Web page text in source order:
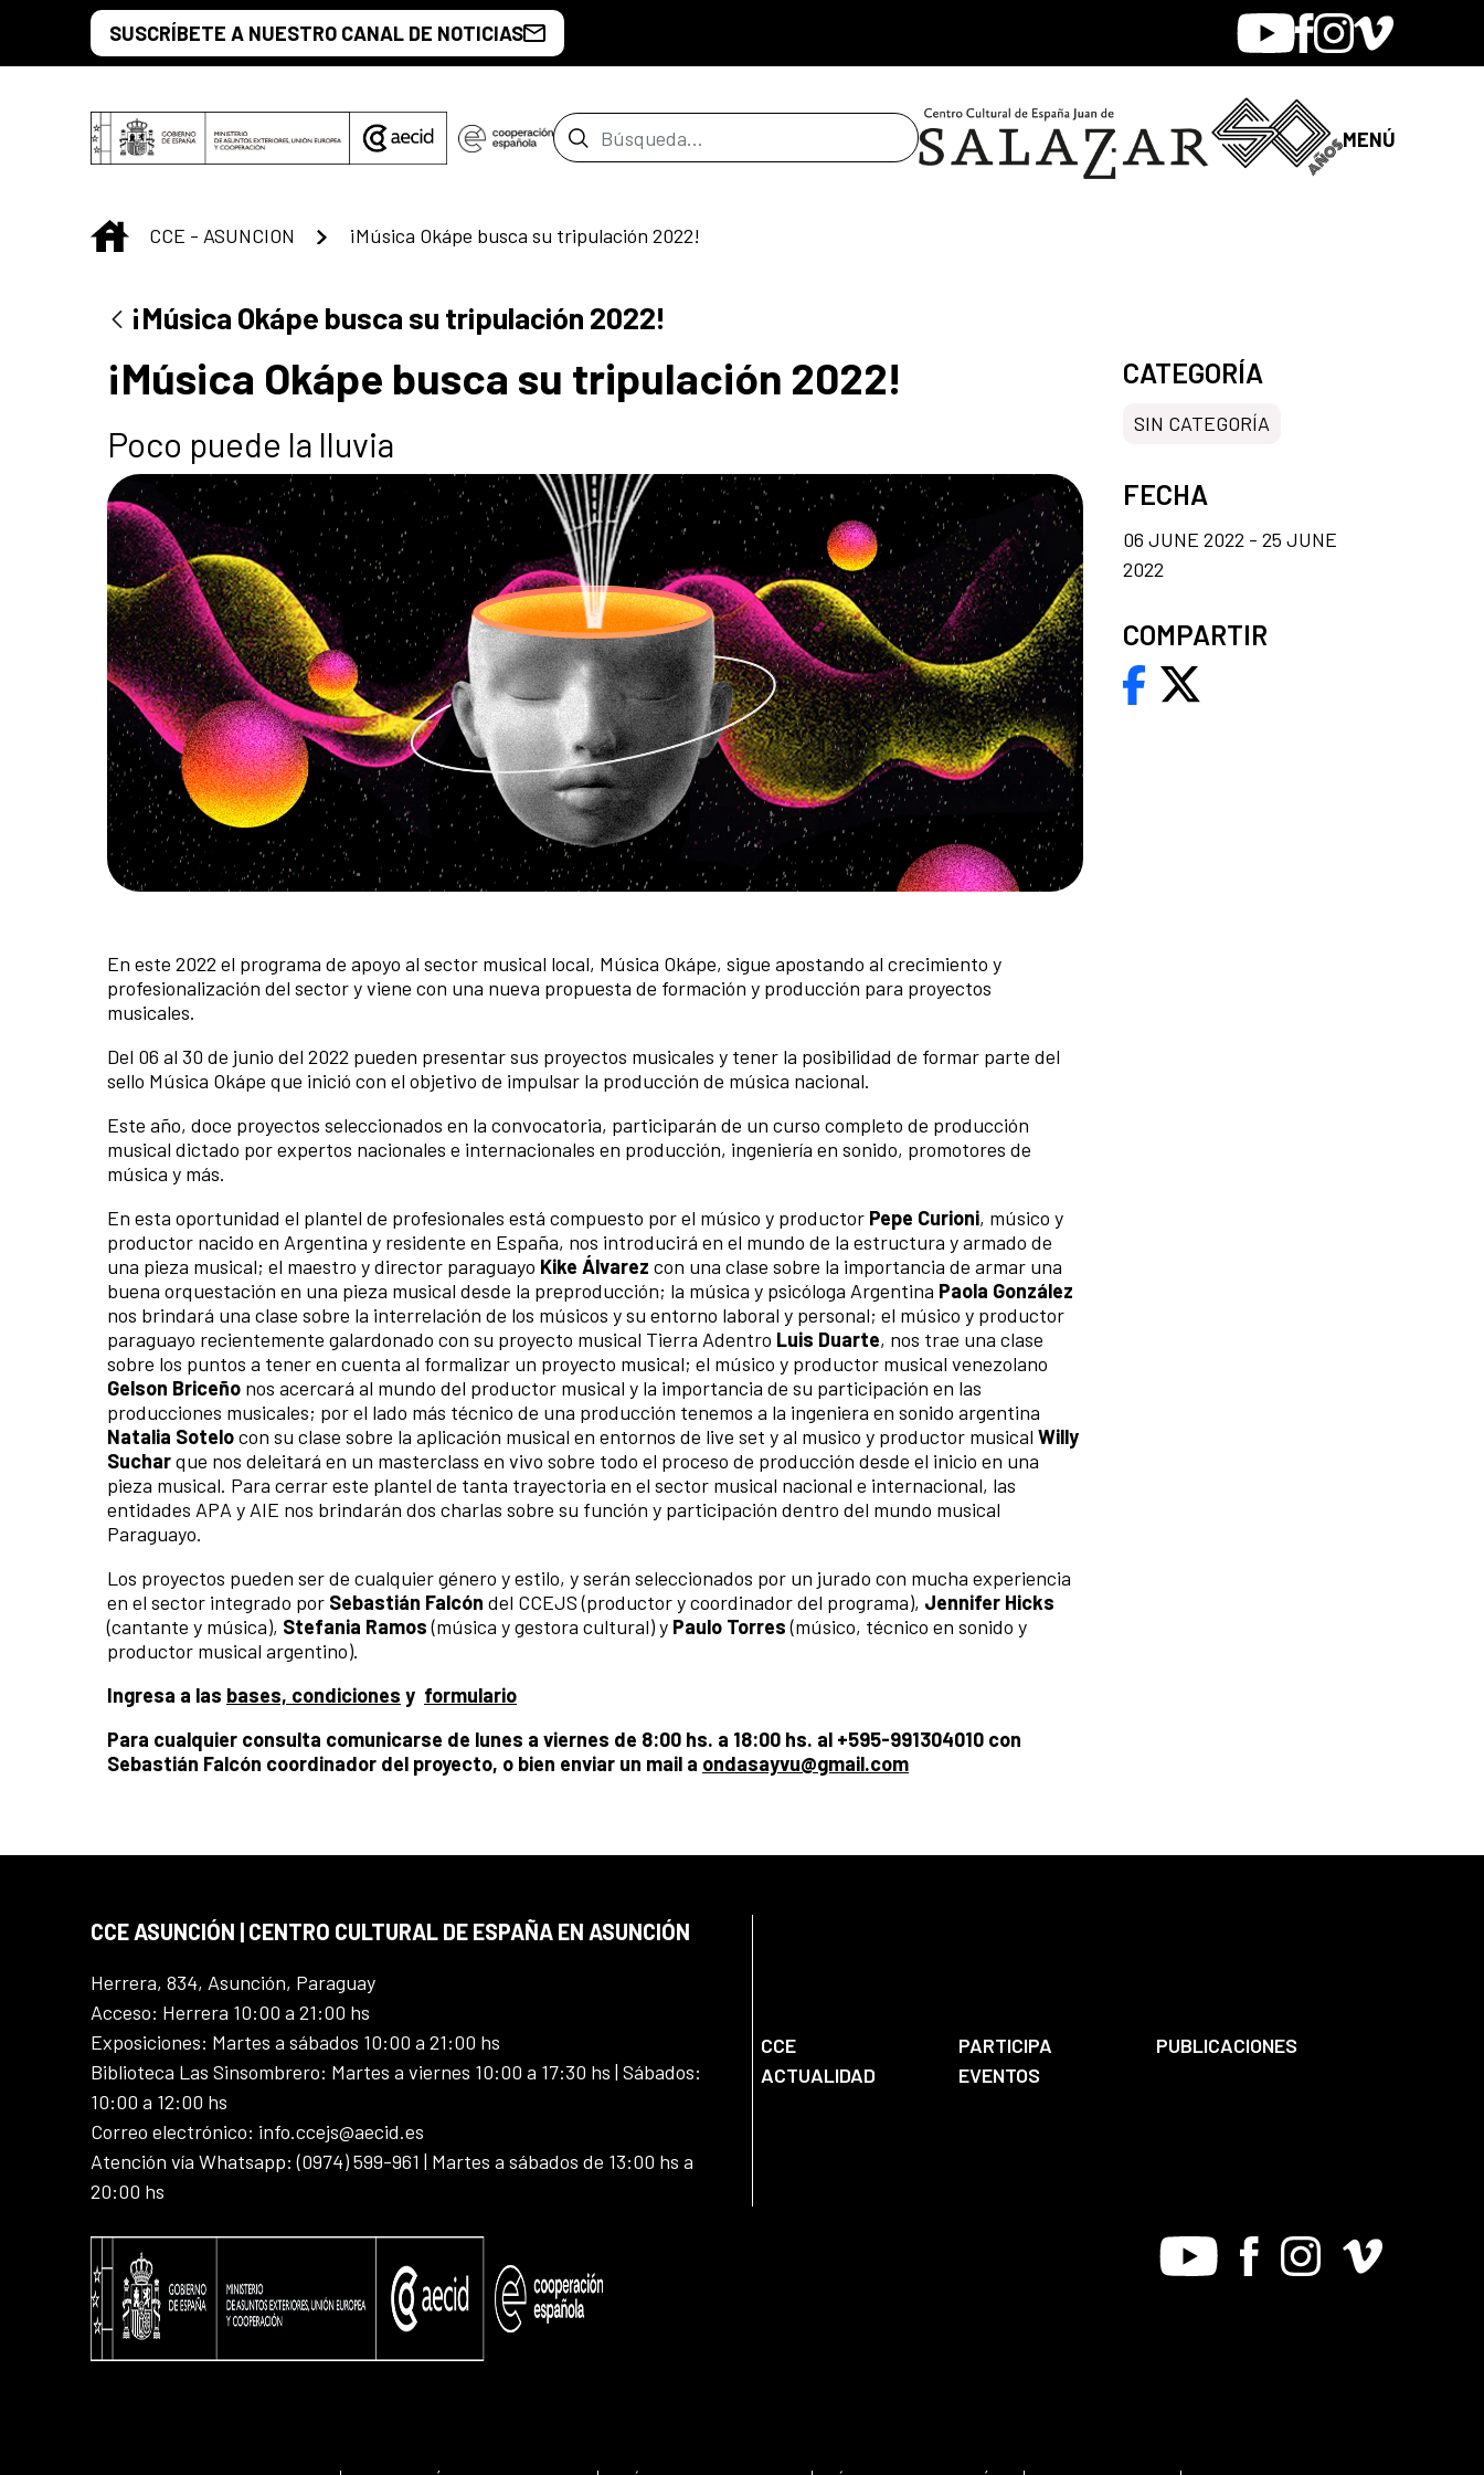
Saltar al contenido principal
SUSCRÍBETE A NUESTRO CANAL DE NOTICIAS YoutubeFacebook
Instagram
Vimeo
Barra de búsqueda MENÚ
INICIO
CCE - ASUNCION ¡Música Okápe busca su tripulación 2022!
¡Música Okápe busca su tripulación 2022!
¡Música Okápe busca su tripulación 2022!
Poco puede la lluvia
En este 2022 el programa de apoyo al sector musical local, Música Okápe, sigue apostando al crecimiento y
profesionalización del sector y viene con una nueva propuesta de formación y producción para proyectos
musicales.
Del 06 al 30 de junio del 2022 pueden presentar sus proyectos musicales y tener la posibilidad de formar parte del
sello Música Okápe que inició con el objetivo de impulsar la producción de música nacional.
Este año, doce proyectos seleccionados en la convocatoria, participarán de un curso completo de producción
musical dictado por expertos nacionales e internacionales en producción, ingeniería en sonido, promotores de
música y más.
En esta oportunidad el plantel de profesionales está compuesto por el músico y productor Pepe Curioni, músico y
productor nacido en Argentina y residente en España, nos introducirá en el mundo de la estructura y armado de
una pieza musical; el maestro y director paraguayo Kike Álvarez con una clase sobre la importancia de armar una
buena orquestación en una pieza musical desde la preproducción; la música y psicóloga Argentina Paola González
nos brindará una clase sobre la interrelación de los músicos y su entorno laboral y personal; el músico y productor
paraguayo recientemente galardonado con su proyecto musical Tierra Adentro Luis Duarte, nos trae una clase
sobre los puntos a tener en cuenta al formalizar un proyecto musical; el músico y productor musical venezolano
Gelson Briceño nos acercará al mundo del productor musical y la importancia de su participación en las
producciones musicales; por el lado más técnico de una producción tenemos a la ingeniera en sonido argentina
Natalia Sotelocon su clase sobre la aplicación musical en entornos de live set y al musico y productor musical Willy
Sucharque nos deleitará en un masterclass en vivo sobre todo el proceso de producción desde el inicio en una
pieza musical. Para cerrar este plantel de tanta trayectoria en el sector musical nacional e internacional, las
entidades APA y AIE nos brindarán dos charlas sobre su función y participación dentro del mundo musical
Paraguayo.
Los proyectos pueden ser de cualquier género y estilo, y serán seleccionados por un jurado con mucha experiencia
en el sector integrado por Sebastián Falcón del CCEJS (productor y coordinador del programa), Jennifer Hicks
(cantante y música), Stefania Ramos(música y gestora cultural) y Paulo Torres(músico, técnico en sonido y
productor musical argentino).
Ingresa a las bases, condiciones y formulario
Para cualquier consulta comunicarse de lunes a viernes de 8:00 hs. a 18:00 hs. al +595-991304010 con
Sebastián Falcón coordinador del proyecto, o bien enviar un mail a ondasayvu@gmail.com
CATEGORÍA
SIN CATEGORÍA
FECHA
06 JUNE 2022 - 25 JUNE
2022
COMPARTIR
CCE ASUNCIÓN | CENTRO CULTURAL DE ESPAÑA EN ASUNCIÓN
Herrera, 834, Asunción, Paraguay
Acceso: Herrera 10:00 a 21:00 hs
Exposiciones: Martes a sábados 10:00 a 21:00 hs
Biblioteca Las Sinsombrero: Martes a viernes 10:00 a 17:30 hs | Sábados:
10:00 a 12:00 hs
Correo electrónico: info.ccejs@aecid.es
Atención vía Whatsapp: (0974) 599-961 | Martes a sábados de 13:00 hs a
20:00 hs
CCE PARTICIPA
PUBLICACIONES
ACTUALIDAD
EVENTOS
Youtube FacebookInstagram
Vimeo